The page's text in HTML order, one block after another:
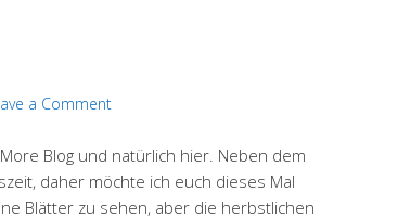
a Comment
Blog und natürlich hier. Neben dem
daher möchte ich euch dieses Mal
Blätter zu sehen, aber die herbstlichen